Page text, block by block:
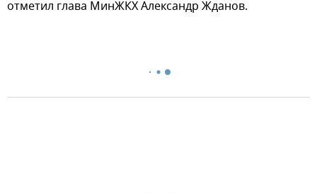
отметил глава МинЖКХ Александр Жданов.